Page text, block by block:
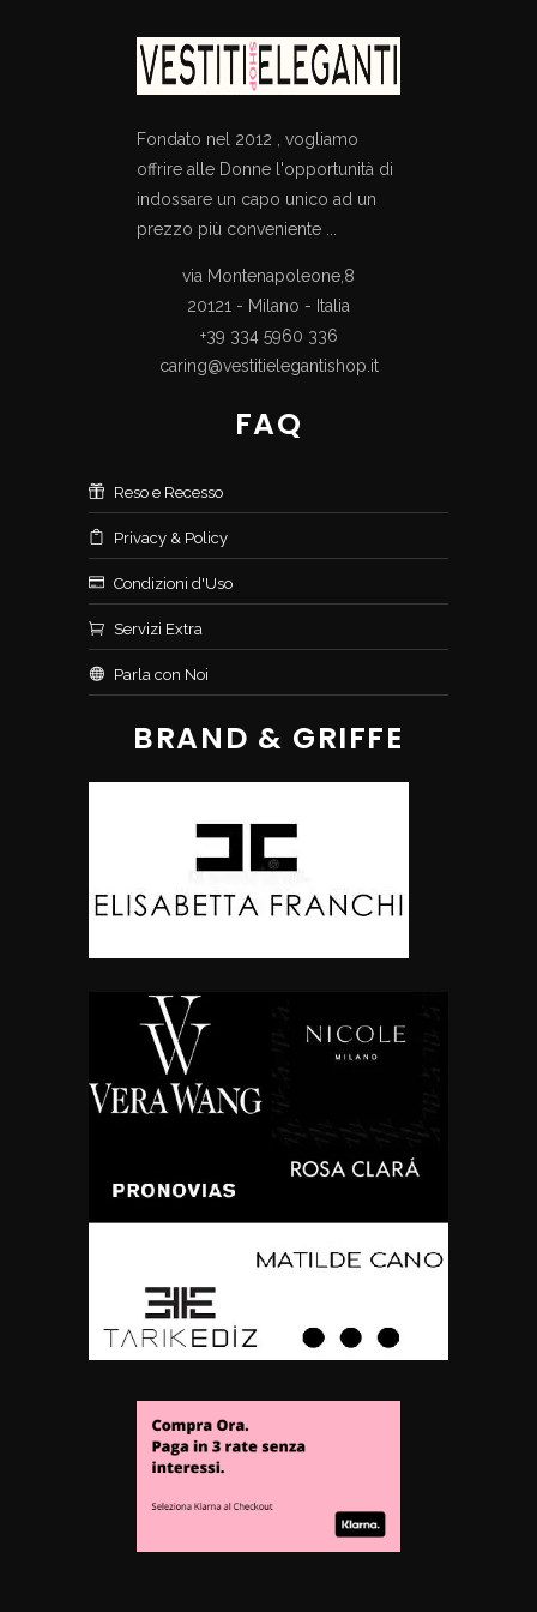
Fondato nel 2012 , vogliamo
offrire alle Donne l'opportunità di
indossare un capo unico ad un
prezzo più conveniente ...
via Montenapoleone,8
20121 - Milano - Italia
+39 334 5960 336
caring@vestitielegantishop.it
FAQ
Reso e Recesso
Privacy & Policy
Condizioni d'Uso
Servizi Extra
Parla con Noi
BRAND & GRIFFE